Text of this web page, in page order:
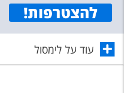
להצטרפות!
עוד על לימסול